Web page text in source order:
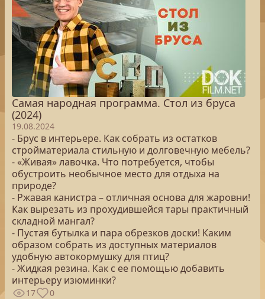
Самая народная программа. Стол из бруса
(2024)
19.08.2024
- Брус в интерьере. Как собрать из остатков
стройматериала стильную и долговечную мебель?
- «Живая» лавочка. Что потребуется, чтобы
обустроить необычное место для отдыха на
природе?
- Ржавая канистра – отличная основа для жаровни!
Как вырезать из прохудившейся тары практичный
складной мангал?
- Пустая бутылка и пара обрезков доски! Каким
образом собрать из доступных материалов
удобную автокормушку для птиц?
- Жидкая резина. Как с ее помощью добавить
интерьеру изюминки?
17 0